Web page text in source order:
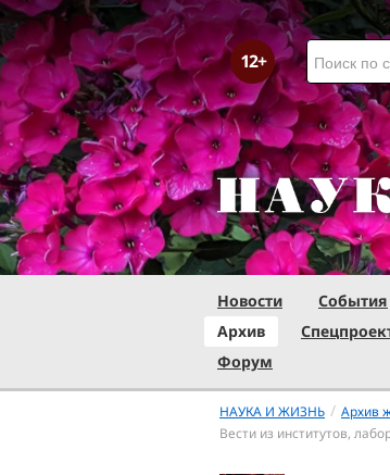
Новости События
Архив
Форум
НАУКА И ЖИЗНЬ / Архив
Вести из институтов,